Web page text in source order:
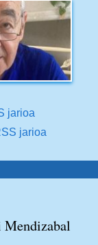
jarioa
jarioa